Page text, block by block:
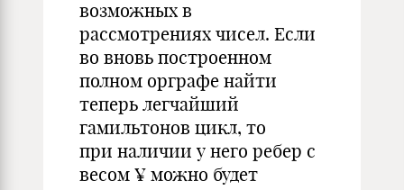
возможных в
рассмотрениях чисел. Если
во вновь построенном
полном орграфе найти
теперь легчайший
гамильтонов цикл, то
при наличии у него ребер с
весом ¥ можно будет